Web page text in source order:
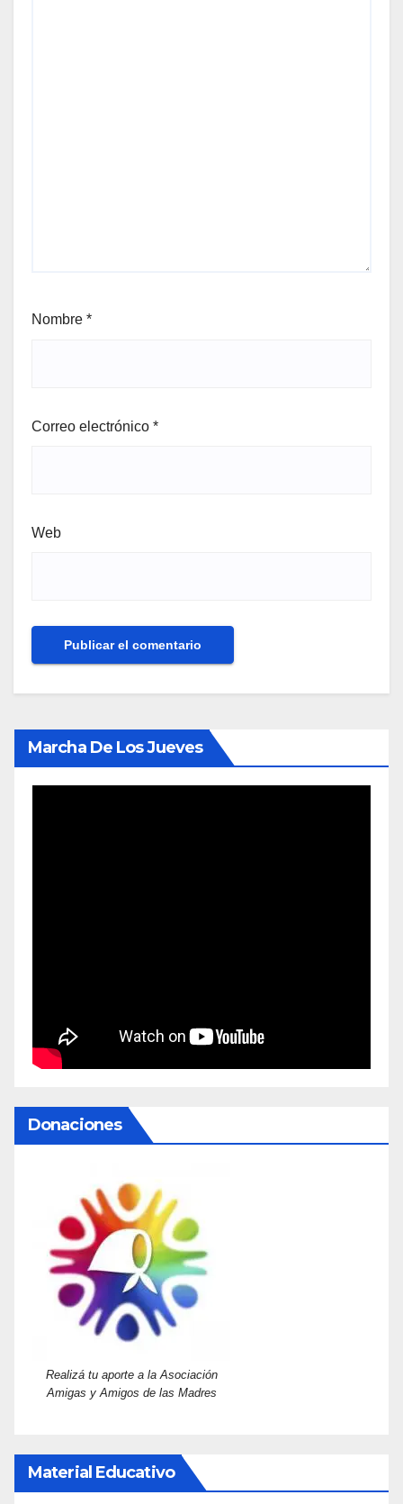
Nombre *
Correo electrónico *
Web
Marcha De Los Jueves
Donaciones
Realizá tu aporte a la Asociación
Amigas y Amigos de las Madres
Material Educativo